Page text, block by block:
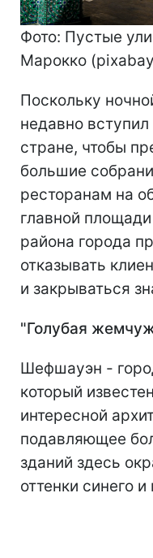
Фото: Пустые
Марокко
Поскольку
недавно
стране, чтобы
большие
ресторанам на
главной
района города
отказывать
и закрываться
"Голубая
Шефшауэн -
который
интересной
подавляющее
зданий здесь
оттенки синего и